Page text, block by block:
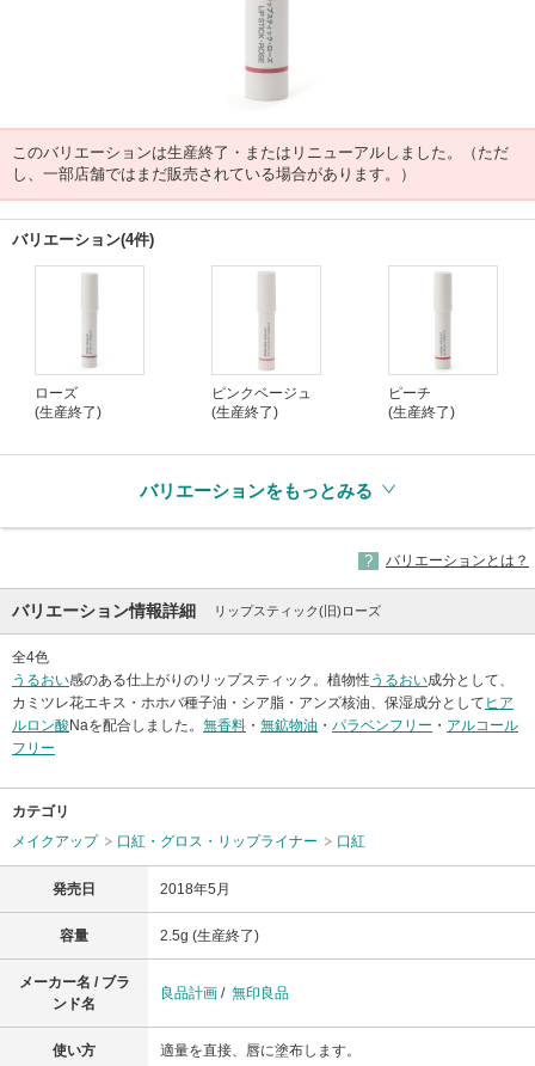
このバリエーションは生産終了・またはリニューアルしました。（ただ
し、一部店舗ではまだ販売されている場合があります。）
バリエーション(4件)
ローズ
(生産終了)
ピンクベージュ
(生産終了)
ピーチ
(生産終了)
バリエーションをもっとみる
バリエーションとは？
バリエーション情報詳細 リップスティック(旧)ローズ
全4色
うるおい感のある仕上がりのリップスティック。植物性 うるおい成分として、
カミツレ花エキス・ホホバ種子油・シア脂・アンズ核油、保湿成分として ヒア
ルロン酸Naを配合しました。 無香料 ・ 無鉱物油 ・ パラベンフリー ・ アルコール
フリー
カテゴリ
メイクアップ
口紅・グロス・リップライナー 口紅
発売日 2018年5月
容量 2.5g (生産終了)
メーカー名 / ブラ
ンド名
良品計画 / 無印良品
使い方 適量を直接、唇に塗布します。